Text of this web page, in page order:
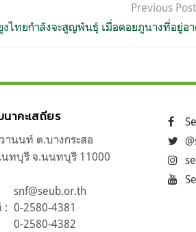
Previous Post
งไทยกำลังจะสูญพันธุ์ เมื่อดอยภูนางที่อยู่
าคะเสถียร
านนท์ ต.บางกระสอ
นทบุรี จ.นนทบุรี 11000
snf@seub.or.th
: 0-2580-4381
0-2580-4382